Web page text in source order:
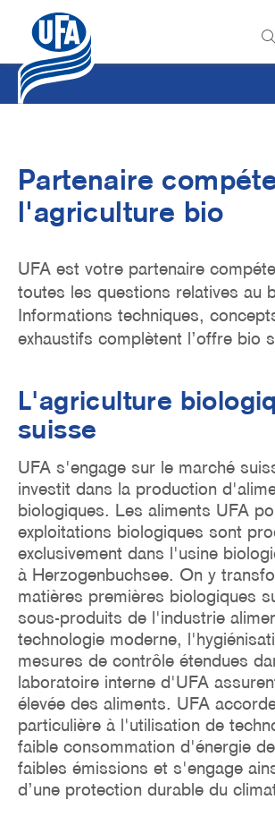
contenu
principal
Partenaire
l'agriculture bio
UFA est votre partenaire
toutes les questions relatives au
Informations techniques,
exhaustifs complètent l’offre bio
L'agriculture
suisse
UFA s'engage sur le marché
investit dans la production
biologiques. Les aliments UFA
exploitations biologiques sont
exclusivement dans l'usine
à Herzogenbuchsee. On y
matières premières biologiques
sous-produits de l'industrie
technologie moderne,
mesures de contrôle étendues
laboratoire interne d'UFA
élevée des aliments. UFA
particulière à l'utilisation de
faible consommation d'énergie
faibles émissions et s'engage
d’une protection durable du